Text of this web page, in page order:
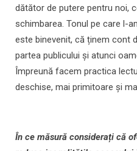
dătător de putere pentru noi,
schimbarea. Tonul pe care l-
este binevenit, că ținem cont
partea publicului și atunci
Împreună facem practica
deschise, mai primitoare și
În ce măsură considerați că